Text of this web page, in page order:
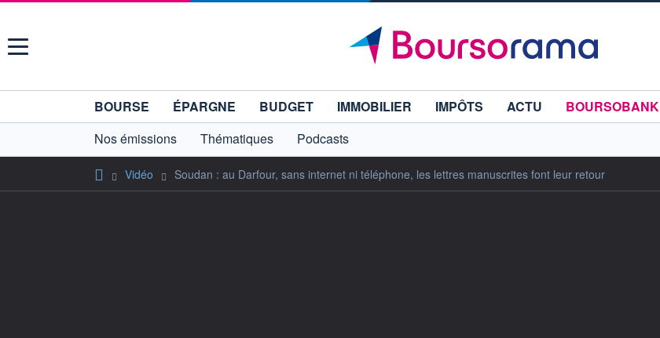
Menu
BOURSE ÉPARGNE BUDGET IMMOBILIER IMPÔTS ACTU
BOURSOBANK
Nos émissions
Thématiques Podcasts
Vidéo Soudan : au Darfour, sans internet ni téléphone, les lettres manuscrites font leur retour